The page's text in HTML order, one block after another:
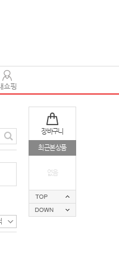
장바구니
최근본상품
없음